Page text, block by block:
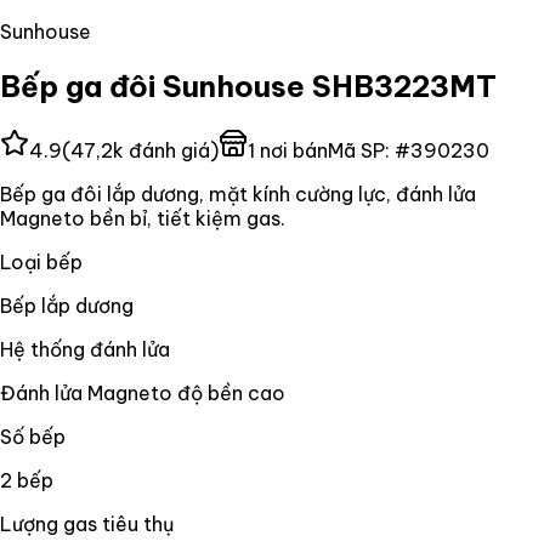
Sunhouse
Bếp ga đôi Sunhouse SHB3223MT
4.9(47,2k đánh giá) 1 nơi bánMã SP: #390230
Bếp ga đôi lắp dương, mặt kính cường lực, đánh lửa
Magneto bền bỉ, tiết kiệm gas.
Loại bếp
Bếp lắp dương
Hệ thống đánh lửa
Đánh lửa Magneto độ bền cao
Số bếp
2 bếp
Lượng gas tiêu thụ